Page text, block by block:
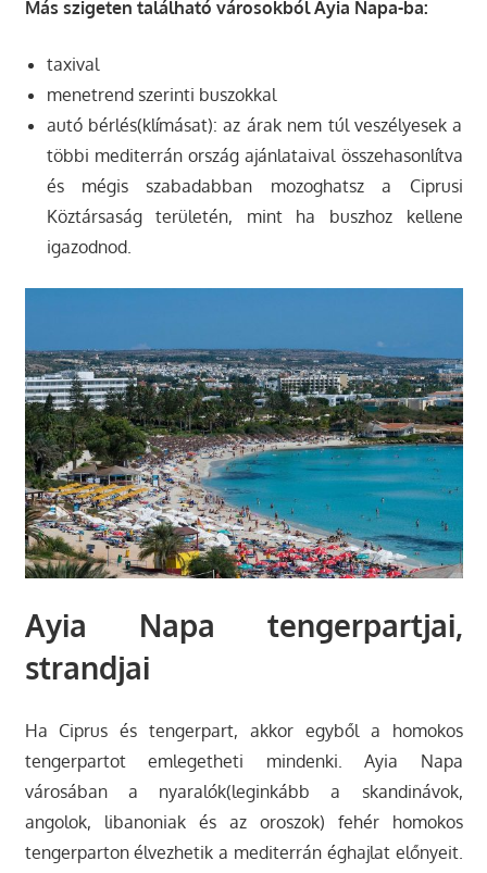
Más szigeten található városokból Ayia Napa-ba:
taxival
menetrend szerinti buszokkal
autó bérlés(klímásat): az árak nem túl veszélyesek a
többi mediterrán ország ajánlataival összehasonlítva
és mégis szabadabban mozoghatsz a Ciprusi
Köztársaság területén, mint ha buszhoz kellene
igazodnod.
Ayia Napa tengerpartjai,
strandjai
Ha Ciprus és tengerpart, akkor egyből a homokos
tengerpartot emlegetheti mindenki. Ayia Napa
városában a nyaralók(leginkább a skandinávok,
angolok, libanoniak és az oroszok) fehér homokos
tengerparton élvezhetik a mediterrán éghajlat előnyeit.